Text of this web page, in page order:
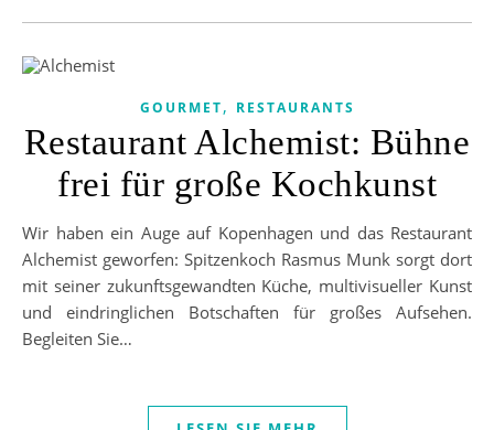
GOURMET, RESTAURANTS
Restaurant Alchemist: Bühne
frei für große Kochkunst
Wir haben ein Auge auf Kopenhagen und das Restaurant
Alchemist geworfen: Spitzenkoch Rasmus Munk sorgt dort
mit seiner zukunftsgewandten Küche, multivisueller Kunst
und eindringlichen Botschaften für großes Aufsehen.
Begleiten Sie…